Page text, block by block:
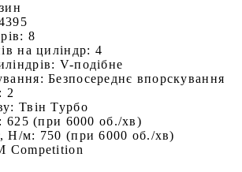
8
на циліндр: 4
V-подібне
Безпосереднє впорскування
2
Твін Турбо
625 (при 6000 об./хв)
Н/м: 750 (при 6000 об./хв)
Competition